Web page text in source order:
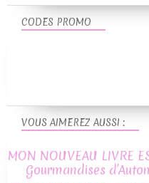
VOUS AIMEREZ AUSSI :
MON NOUVEAU LIVRE
Gourmandises
CODES PROMO